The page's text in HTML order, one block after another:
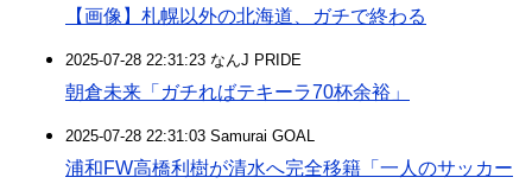
【画像】札幌以外の北海道、ガチで終わる
2025-07-28 22:31:23 なんJ PRIDE
朝倉未来「ガチればテキーラ70杯余裕」
2025-07-28 22:31:03 Samurai GOAL
浦和FW高橋利樹が清水へ完全移籍「一人のサッカー